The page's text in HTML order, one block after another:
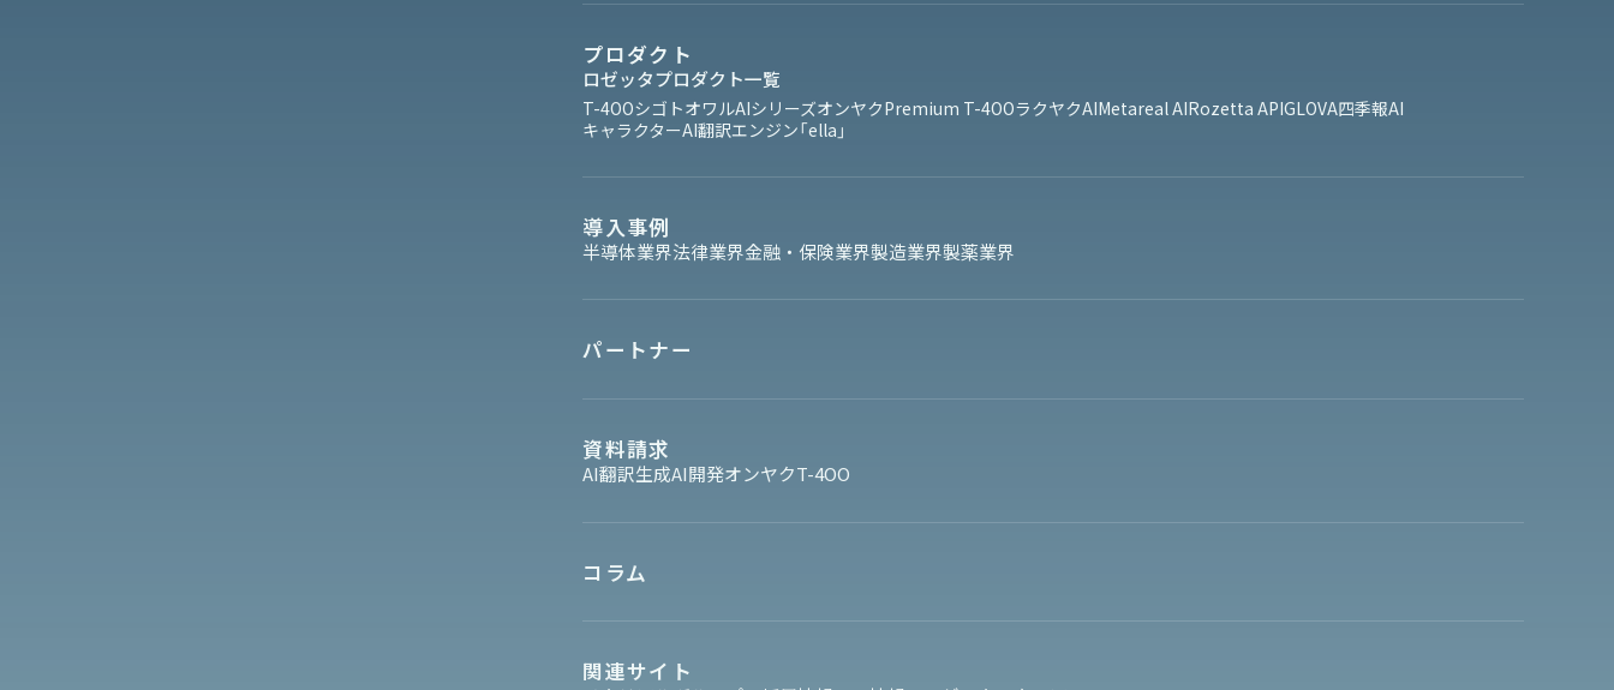
プロダクト
ロゼッタプロダクト一覧
T-4OOシゴトオワルAIシリーズオンヤクPremium T-4OOラクヤクAIMetareal AIRozetta APIGLOVA四季報AI
キャラクターAI翻訳エンジン「ella」
導入事例
半導体業界法律業界金融・保険業界製造業界製薬業界
パートナー
資料請求
AI翻訳生成AI開発オンヤクT-4OO
コラム
関連サイト